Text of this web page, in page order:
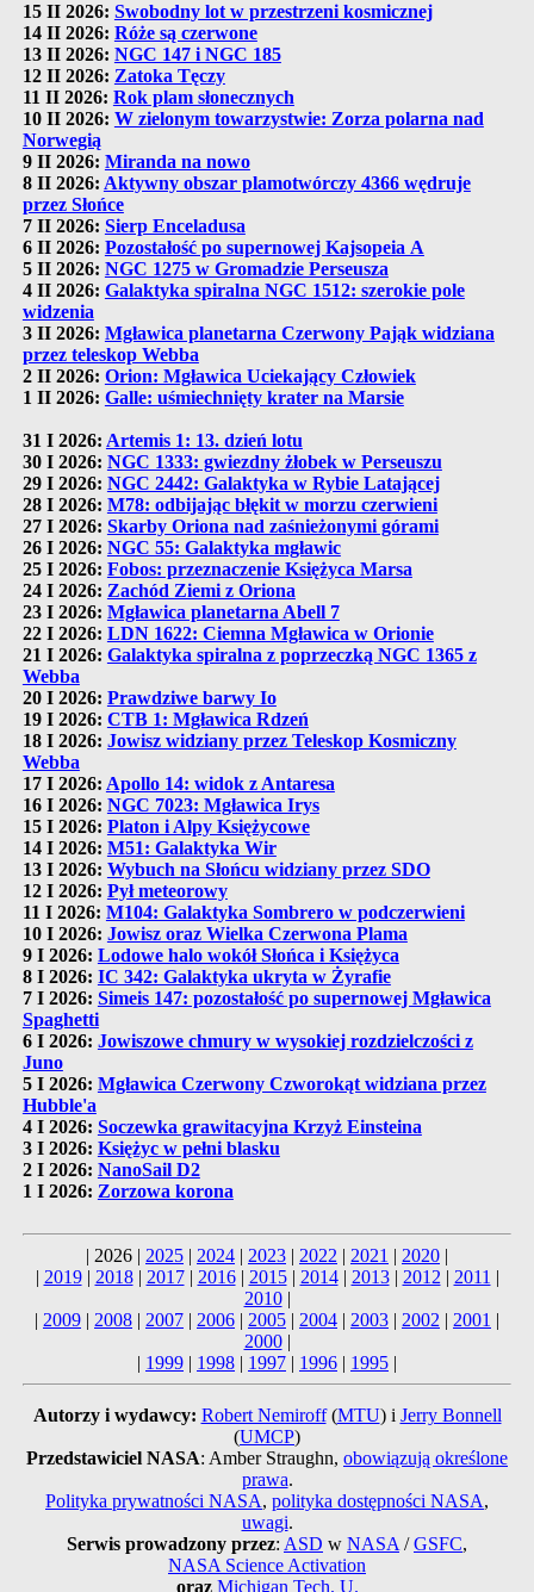
15 II 2026: Swobodny lot w przestrzeni kosmicznej
14 II 2026: Róże są czerwone
13 II 2026: NGC 147 i NGC 185
12 II 2026: Zatoka Tęczy
11 II 2026: Rok plam słonecznych
10 II 2026: W zielonym towarzystwie: Zorza polarna nad
Norwegią
9 II 2026: Miranda na nowo
8 II 2026: Aktywny obszar plamotwórczy 4366 wędruje
przez Słońce
7 II 2026: Sierp Enceladusa
6 II 2026: Pozostałość po supernowej Kajsopeia A
5 II 2026: NGC 1275 w Gromadzie Perseusza
4 II 2026: Galaktyka spiralna NGC 1512: szerokie pole
widzenia
3 II 2026: Mgławica planetarna Czerwony Pająk widziana
przez teleskop Webba
2 II 2026: Orion: Mgławica Uciekający Człowiek
1 II 2026: Galle: uśmiechnięty krater na Marsie
31 I 2026: Artemis 1: 13. dzień lotu
30 I 2026: NGC 1333: gwiezdny żłobek w Perseuszu
29 I 2026: NGC 2442: Galaktyka w Rybie Latającej
28 I 2026: M78: odbijając błękit w morzu czerwieni
27 I 2026: Skarby Oriona nad zaśnieżonymi górami
26 I 2026: NGC 55: Galaktyka mgławic
25 I 2026: Fobos: przeznaczenie Księżyca Marsa
24 I 2026: Zachód Ziemi z Oriona
23 I 2026: Mgławica planetarna Abell 7
22 I 2026: LDN 1622: Ciemna Mgławica w Orionie
21 I 2026: Galaktyka spiralna z poprzeczką NGC 1365 z
Webba
20 I 2026: Prawdziwe barwy Io
19 I 2026: CTB 1: Mgławica Rdzeń
18 I 2026: Jowisz widziany przez Teleskop Kosmiczny
Webba
17 I 2026: Apollo 14: widok z Antaresa
16 I 2026: NGC 7023: Mgławica Irys
15 I 2026: Platon i Alpy Księżycowe
14 I 2026: M51: Galaktyka Wir
13 I 2026: Wybuch na Słońcu widziany przez SDO
12 I 2026: Pył meteorowy
11 I 2026: M104: Galaktyka Sombrero w podczerwieni
10 I 2026: Jowisz oraz Wielka Czerwona Plama
9 I 2026: Lodowe halo wokół Słońca i Księżyca
8 I 2026: IC 342: Galaktyka ukryta w Żyrafie
7 I 2026: Simeis 147: pozostałość po supernowej Mgławica
Spaghetti
6 I 2026: Jowiszowe chmury w wysokiej rozdzielczości z
Juno
5 I 2026: Mgławica Czerwony Czworokąt widziana przez
Hubble'a
4 I 2026: Soczewka grawitacyjna Krzyż Einsteina
3 I 2026: Księżyc w pełni blasku
2 I 2026: NanoSail D2
1 I 2026: Zorzowa korona
| 2026 | 2025 | 2024 | 2023 | 2022 | 2021 | 2020 |
| 2019| 2018| 2017| 2016| 2015| 2014| 2013| 2012 | 2011 |
2010|
| 2009 | 2008 | 2007 | 2006 | 2005 | 2004 | 2003 | 2002 | 2001 |
2000|
| 1999 | 1998 | 1997 | 1996 | 1995 |
Autorzy i wydawcy: Robert Nemiroff(MTU) i Jerry Bonnell
(UMCP)
Przedstawiciel NASA: Amber Straughn, obowiązują określone
prawa.
Polityka prywatności NASA, polityka dostępności NASA,
uwagi.
Serwis prowadzony przez: ASD w NASA /GSFC,
NASA Science Activation
oraz Michigan Tech. U.